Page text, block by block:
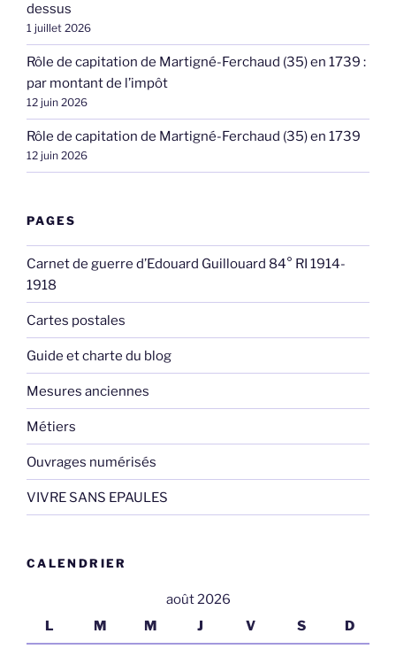
dessus
1 juillet 2026
Rôle de capitation de Martigné-Ferchaud (35) en 1739 :
par montant de l’impôt
12 juin 2026
Rôle de capitation de Martigné-Ferchaud (35) en 1739
12 juin 2026
PAGES
Carnet de guerre d’Edouard Guillouard 84° RI 1914-
1918
Cartes postales
Guide et charte du blog
Mesures anciennes
Métiers
Ouvrages numérisés
VIVRE SANS EPAULES
CALENDRIER
août 2026
L
M M J V S D